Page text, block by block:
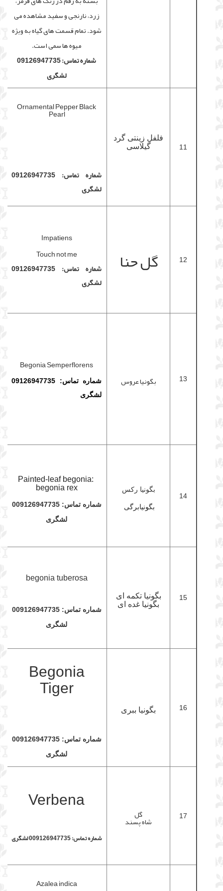
زرد، نارنجی و سفید مشاهده می
شود. تمام قسمت های گیاه به ویژه
میوه ها سمی است.
شماره تماس: 09126947735
لشگری
11
فلفل زینتی گرد
گیلاسی
Ornamental Pepper Black
Pearl
شماره تماس: 09126947735
لشگری
12 گل حنا
Impatiens
Touch not me
شماره تماس: 09126947735
لشگری
13 بگونیا عروس
Begonia Semperflorens
شماره تماس: 09126947735
لشگری
14 بگونیا رکس
بگونیابرگی
Painted-leaf begonia:
begonia rex
شماره تماس: 009126947735
لشگری
15
بگونیا تکمه ای
بگونیا غده ای
begonia tuberosa
شماره تماس: 009126947735
لشگری
16 بگونیا ببری
Begonia
Tiger
شماره تماس: 009126947735
لشگری
17 گل
شاه پسند
Verbena
شماره تماس: 009126947735 لشگری
Azalea indica